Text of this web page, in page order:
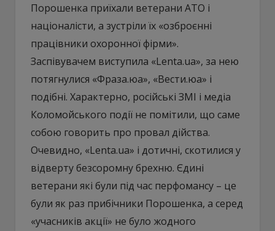
Порошенка приїхали ветерани АТО і
націоналісти, а зустріли їх «озброєнні
працівники охоронної фірми».
Заспівувачем виступила «Lenta.ua», за нею
потягнулися «Фраза.юа», «Вести.юа» і
подібні. Характерно, російські ЗМІ і медіа
Коломойського події не помітили, що саме
собою говорить про провал дійства.
Очевидно, «Lenta.ua» і дотичні, скотилися у
відверту безсоромну брехню. Єдині
ветерани які були під час перфомансу – це
були як раз прибічники Порошенка, а серед
«учасників акції» не було жодного